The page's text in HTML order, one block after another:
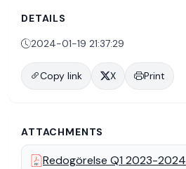
DETAILS
2024-01-19 21:37:29
Copy link X Print
ATTACHMENTS
Redogörelse Q1 2023-2024